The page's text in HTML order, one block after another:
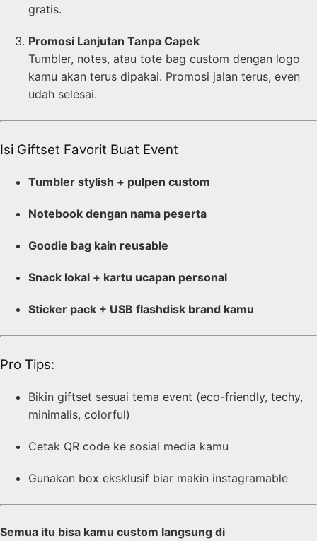
gratis.
Promosi Lanjutan Tanpa Capek
Tumbler, notes, atau tote bag custom dengan logo
kamu akan terus dipakai. Promosi jalan terus, even
udah selesai.
Isi Giftset Favorit Buat Event
Tumbler stylish + pulpen custom
Notebook dengan nama peserta
Goodie bag kain reusable
Snack lokal + kartu ucapan personal
Sticker pack + USB flashdisk brand kamu
Pro Tips:
Bikin giftset sesuai tema event (eco-friendly, techy,
minimalis, colorful)
Cetak QR code ke sosial media kamu
Gunakan box eksklusif biar makin instagramable
Semua itu bisa kamu custom langsung di